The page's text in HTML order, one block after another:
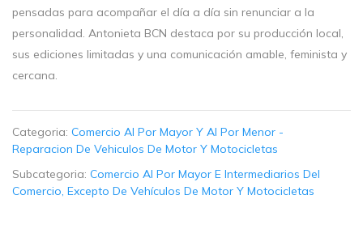
pensadas para acompañar el día a día sin renunciar a la
personalidad. Antonieta BCN destaca por su producción local,
sus ediciones limitadas y una comunicación amable, feminista y
cercana.
Categoria: Comercio Al Por Mayor Y Al Por Menor -
Reparacion De Vehiculos De Motor Y Motocicletas
Subcategoria: Comercio Al Por Mayor E Intermediarios Del
Comercio, Excepto De Vehículos De Motor Y Motocicletas